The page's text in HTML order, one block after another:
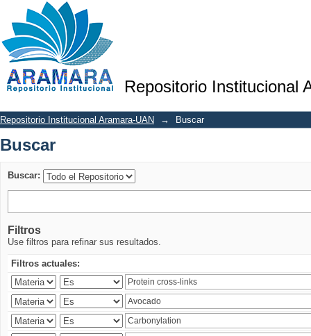
Repositorio Institucional
Buscar
Repositorio Institucional Aramara-UAN → Buscar
Buscar
Buscar:
Filtros
Use filtros para refinar sus resultados.
Filtros actuales: